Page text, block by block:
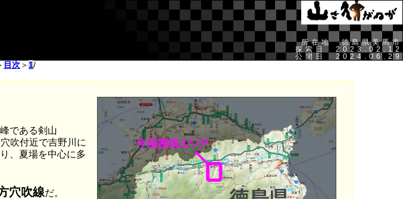
所在地 徳島県美馬市
探索日 2023.02.12
公開日 2024.06.29
目次 ＞ 1/
である剣山
吹付近で吉野川に
、夏場を中心に多
穴吹線だ。